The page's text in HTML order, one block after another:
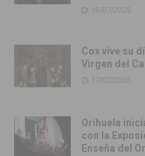
18/07/2026
Cox vive su
Virgen del
17/07/2026
Orihuela
con la
Enseña del